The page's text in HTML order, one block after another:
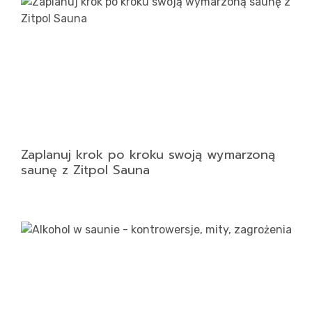
Zaplanuj krok po kroku swoją wymarzoną
saunę z Zitpol Sauna